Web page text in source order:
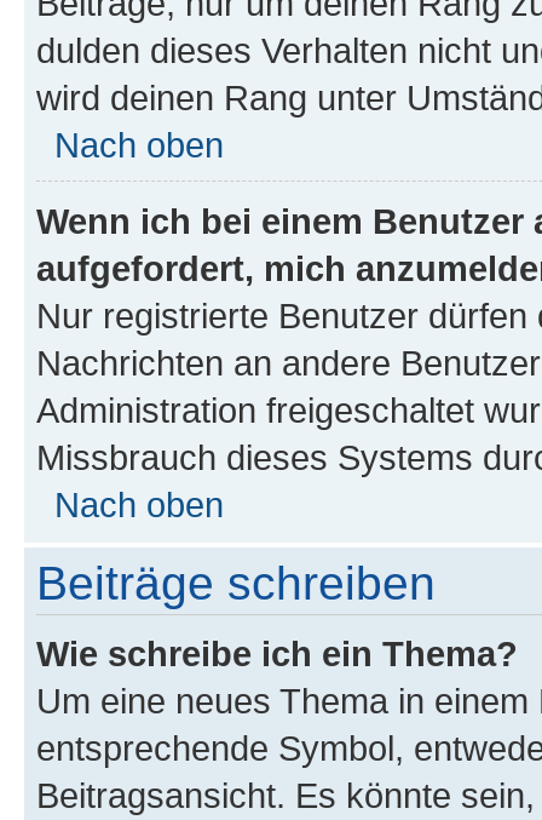
dulden dieses Verhalten nicht
wird deinen Rang unter
Nach oben
Wenn ich bei einem
aufgefordert, mich
Nur registrierte Benutzer
Nachrichten an andere
Administration freigeschaltet
Missbrauch dieses Systems
Nach oben
Beiträge schreiben
Wie schreibe ich ein Thema?
Um eine neues Thema in
entsprechende Symbol,
Beitragsansicht. Es könnte